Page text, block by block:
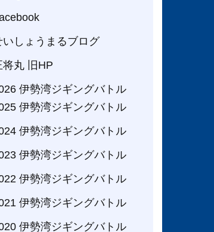
いしょうまるブログ
将丸 旧HP
伊勢湾ジギングバトル
伊勢湾ジギングバトル
伊勢湾ジギングバトル
伊勢湾ジギングバトル
伊勢湾ジギングバトル
伊勢湾ジギングバトル
伊勢湾ジギングバトル